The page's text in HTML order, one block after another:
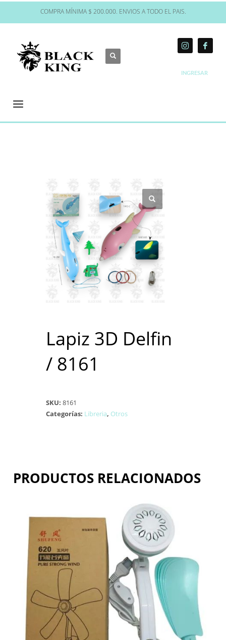
COMPRA MÍNIMA $ 200.000. ENVIOS A TODO EL PAIS.
INGRESAR
Lapiz 3D Delfin
/ 8161
SKU:8161
Categorías: Libreria, Otros
PRODUCTOS RELACIONADOS